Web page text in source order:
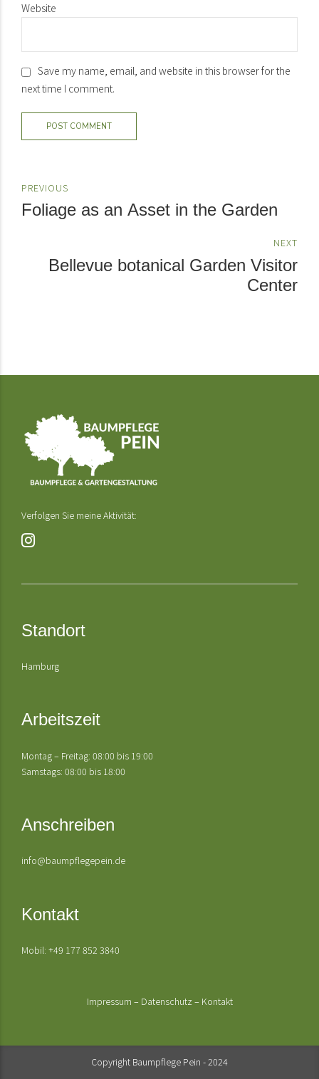
Website
Save my name, email, and website in this browser for the
next time I comment.
POST COMMENT
PREVIOUS
Foliage as an Asset in the Garden
NEXT
Bellevue botanical Garden Visitor
Center
Verfolgen Sie meine Aktivität:
Standort
Hamburg
Arbeitszeit
Montag – Freitag: 08:00 bis 19:00
Samstags: 08:00 bis 18:00
Anschreiben
info@baumpflegepein.de
Kontakt
Mobil: +49 177 852 3840
Impressum – Datenschutz – Kontakt
Copyright Baumpflege Pein - 2024